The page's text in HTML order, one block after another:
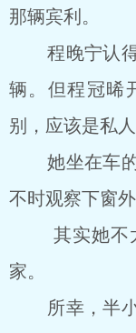
那辆宾利。
程晚宁认得
辆。但程冠晞
别，应该是私人
她坐在车的
不时观察下窗外
其实她不太
家。
所幸，半小